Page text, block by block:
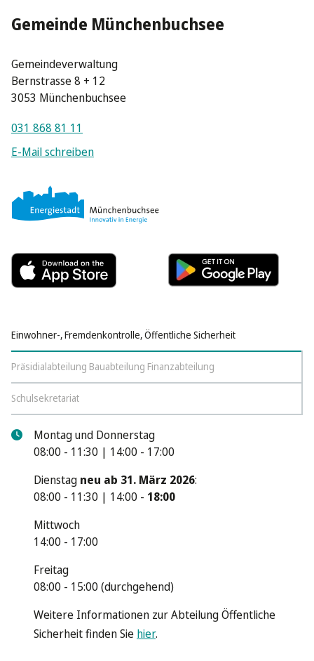
Gemeinde Münchenbuchsee
Gemeindeverwaltung
Bernstrasse 8 + 12
3053 Münchenbuchsee
031 868 81 11
E-Mail schreiben
Einwohner-, Fremdenkontrolle, Öffentliche Sicherheit
Präsidialabteilung Bauabteilung Finanzabteilung
Schulsekretariat
Montag und Donnerstag
08:00 - 11:30 | 14:00 - 17:00
Dienstag neu ab 31. März 2026:
08:00 - 11:30 | 14:00 - 18:00
Mittwoch
14:00 - 17:00
Freitag
08:00 - 15:00 (durchgehend)
Weitere Informationen zur Abteilung Öffentliche
Sicherheit finden Sie hier.